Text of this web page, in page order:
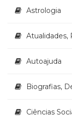
(21)
RH
Turismo
Vida
(32)
Astrologia
Atualidades,
Autoajuda
Biografias,
Ciências